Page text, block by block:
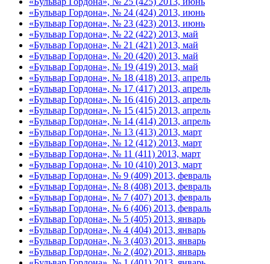
«Бульвар Гордона», № 24 (424) 2013, июнь
«Бульвар Гордона», № 23 (423) 2013, июнь
«Бульвар Гордона», № 22 (422) 2013, май
«Бульвар Гордона», № 21 (421) 2013, май
«Бульвар Гордона», № 20 (420) 2013, май
«Бульвар Гордона», № 19 (419) 2013, май
«Бульвар Гордона», № 18 (418) 2013, апрель
«Бульвар Гордона», № 17 (417) 2013, апрель
«Бульвар Гордона», № 16 (416) 2013, апрель
«Бульвар Гордона», № 15 (415) 2013, апрель
«Бульвар Гордона», № 14 (414) 2013, апрель
«Бульвар Гордона», № 13 (413) 2013, март
«Бульвар Гордона», № 12 (412) 2013, март
«Бульвар Гордона», № 11 (411) 2013, март
«Бульвар Гордона», № 10 (410) 2013, март
«Бульвар Гордона», № 9 (409) 2013, февраль
«Бульвар Гордона», № 8 (408) 2013, февраль
«Бульвар Гордона», № 7 (407) 2013, февраль
«Бульвар Гордона», № 6 (406) 2013, февраль
«Бульвар Гордона», № 5 (405) 2013, январь
«Бульвар Гордона», № 4 (404) 2013, январь
«Бульвар Гордона», № 3 (403) 2013, январь
«Бульвар Гордона», № 2 (402) 2013, январь